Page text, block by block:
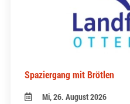
Spaziergang mit Brötlen
Mi, 26. August 2026